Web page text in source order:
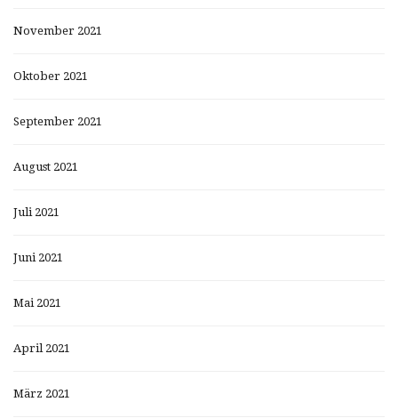
November 2021
Oktober 2021
September 2021
August 2021
Juli 2021
Juni 2021
Mai 2021
April 2021
März 2021